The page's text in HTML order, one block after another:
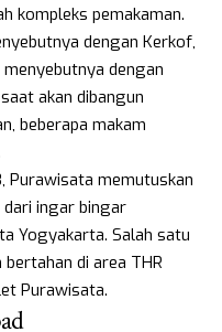
kompleks pemakaman.
dengan Kerkof,
dengan
akan dibangun
beberapa makam
Purawisata memutuskan
ingar bingar
Yogyakarta. Salah satu
di area THR
Purawisata.